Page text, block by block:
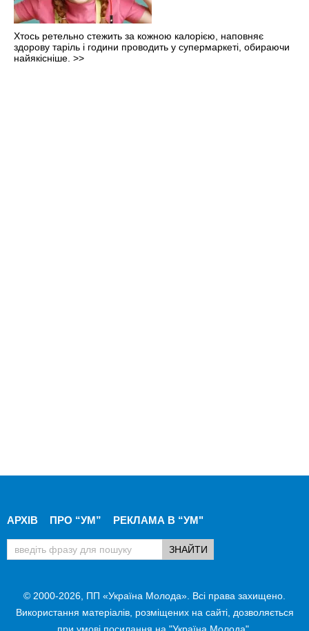
Хтось ретельно стежить за кожною калорією, наповняє
здорову таріль і години проводить у супермаркеті, обираючи
найякісніше. >>
АРХІВ ПРО “УМ” РЕКЛАМА В “УМ"
© 2000-2026, ПП «Україна Молода». Всі права захищено.
Використання матеріалів, розміщених на сайті, дозволяється
при умові посилання на "Україна Молода".